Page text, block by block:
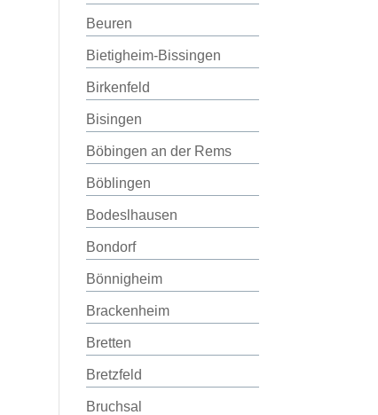
Beuren
Bietigheim-Bissingen
Birkenfeld
Bisingen
Böbingen an der Rems
Böblingen
Bodeslhausen
Bondorf
Bönnigheim
Brackenheim
Bretten
Bretzfeld
Bruchsal